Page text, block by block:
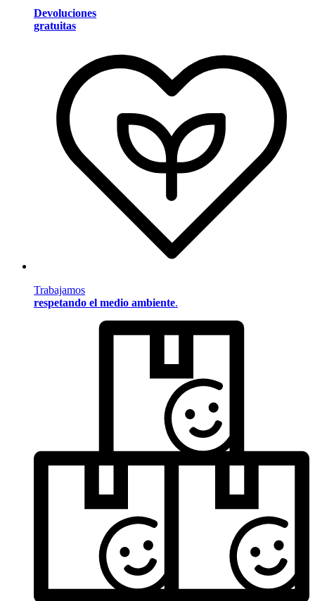
Devoluciones
gratuitas
Trabajamos
respetando el medio ambiente.